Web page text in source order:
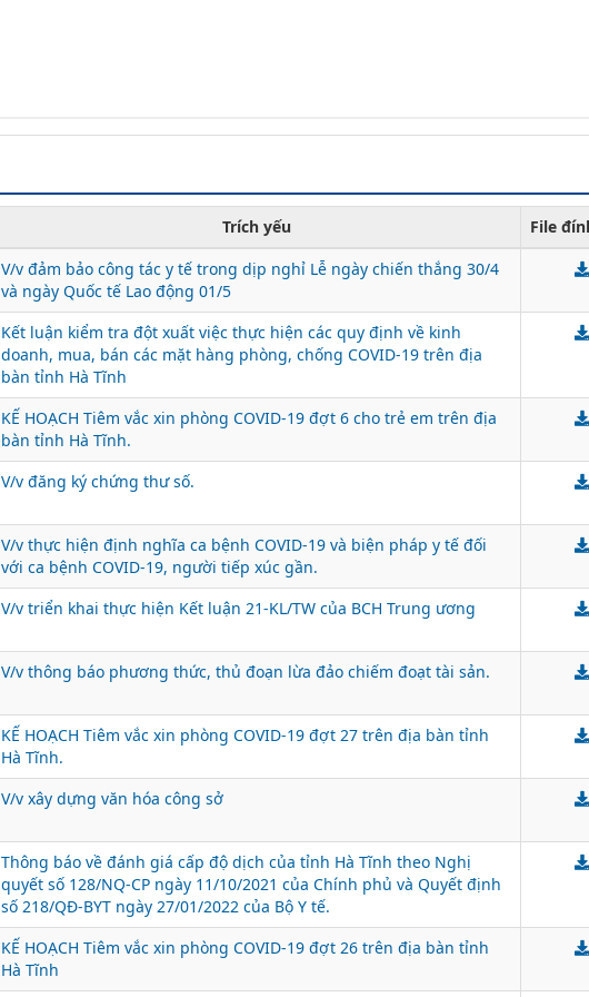
Trích yếu
File
V/v đảm bảo công tác y tế trong dịp nghỉ Lễ ngày chiến thắng 30/4
và ngày Quốc tế Lao động 01/5
Kết luận kiểm tra đột xuất việc thực hiện các quy định về kinh
doanh, mua, bán các mặt hàng phòng, chống COVID-19 trên địa
bàn tỉnh Hà Tĩnh
KẾ HOẠCH Tiêm vắc xin phòng COVID-19 đợt 6 cho trẻ em trên địa
bàn tỉnh Hà Tĩnh.
V/v đăng ký chứng thư số.
V/v thực hiện định nghĩa ca bệnh COVID-19 và biện pháp y tế đối
với ca bệnh COVID-19, người tiếp xúc gần.
V/v triển khai thực hiện Kết luận 21-KL/TW của BCH Trung ương
V/v thông báo phương thức, thủ đoạn lừa đảo chiếm đoạt tài sản.
KẾ HOẠCH Tiêm vắc xin phòng COVID-19 đợt 27 trên địa bàn tỉnh
Hà Tĩnh.
V/v xây dựng văn hóa công sở
Thông báo về đánh giá cấp độ dịch của tỉnh Hà Tĩnh theo Nghị
quyết số 128/NQ-CP ngày 11/10/2021 của Chính phủ và Quyết định
số 218/QĐ-BYT ngày 27/01/2022 của Bộ Y tế.
KẾ HOẠCH Tiêm vắc xin phòng COVID-19 đợt 26 trên địa bàn tỉnh
Hà Tĩnh